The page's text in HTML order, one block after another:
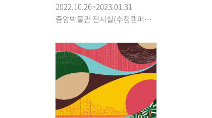
2022.10.26~2023.01.31
중앙박물관 전시실(수정캠퍼스 행정관 3층)